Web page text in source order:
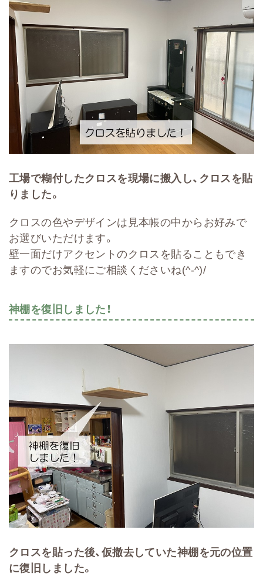
工場で糊付したクロスを現場に搬入し、クロスを貼
りました。
クロスの色やデザインは見本帳の中からお好みで
お選びいただけます。
壁一面だけアクセントのクロスを貼ることもでき
ますのでお気軽にご相談くださいね(^-^)/
神棚を復旧しました！
クロスを貼った後、仮撤去していた神棚を元の位置
に復旧しました。